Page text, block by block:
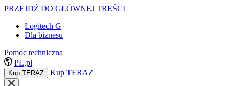
PRZEJDŹ DO GŁÓWNEJ TREŚCI
Logitech G
Dla biznesu
Pomoc techniczna
PL,pl
Kup TERAZ Kup TERAZ